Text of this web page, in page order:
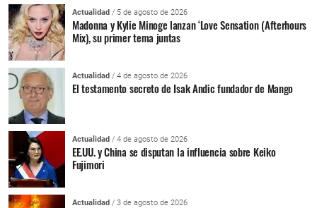
Actualidad / 5 de agosto de 2026
Madonna y Kylie Minoge lanzan ‘Love Sensation (Afterhours
Mix), su primer tema juntas
Actualidad / 4 de agosto de 2026
El testamento secreto de Isak Andic fundador de Mango
Actualidad / 4 de agosto de 2026
EE.UU. y China se disputan la influencia sobre Keiko
Fujimori
Actualidad / 3 de agosto de 2026